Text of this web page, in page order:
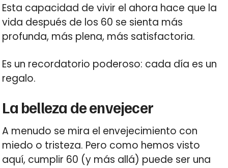
Esta capacidad de vivir el ahora hace que la
vida después de los 60 se sienta más
profunda, más plena, más satisfactoria.
Es un recordatorio poderoso: cada día es un
regalo.
La belleza de envejecer
A menudo se mira el envejecimiento con
miedo o tristeza. Pero como hemos visto
aquí, cumplir 60 (y más allá) puede ser una